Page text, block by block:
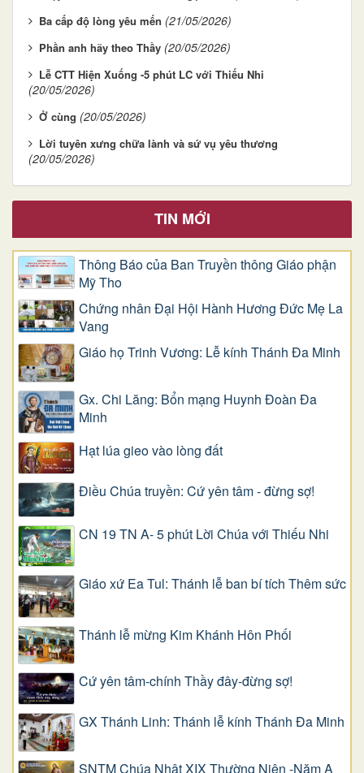
Ba cấp độ lòng yêu mến (21/05/2026)
Phần anh hãy theo Thầy (20/05/2026)
Lễ CTT Hiện Xuống -5 phút LC với Thiếu Nhi
(20/05/2026)
Ở cùng (20/05/2026)
Lời tuyên xưng chữa lành và sứ vụ yêu thương
(20/05/2026)
TIN MỚI
Thông Báo của Ban Truyền thông Giáo phận
Mỹ Tho
Chứng nhân Đại Hội Hành Hương Đức Mẹ La
Vang
Giáo họ Trinh Vương: Lễ kính Thánh Đa Minh
Gx. Chi Lăng: Bổn mạng Huynh Đoàn Đa
Minh
Hạt lúa gieo vào lòng đất
Điều Chúa truyền: Cứ yên tâm - đừng sợ!
CN 19 TN A- 5 phút Lời Chúa với Thiếu Nhi
Giáo xứ Ea Tul: Thánh lễ ban bí tích Thêm sức
Thánh lễ mừng Kim Khánh Hôn Phối
Cứ yên tâm-chính Thầy đây-đừng sợ!
GX Thánh Linh: Thánh lễ kính Thánh Đa Minh
SNTM Chúa Nhật XIX Thường Niên -Năm A